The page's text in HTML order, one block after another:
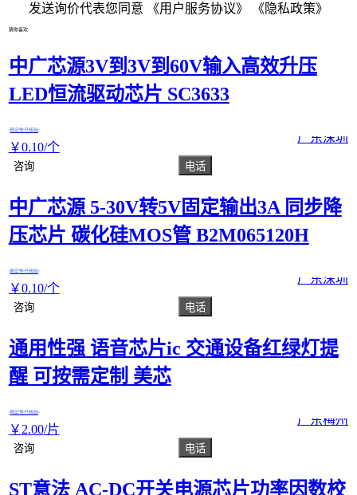
发送询价代表您同意 《用户服务协议》 《隐私政策》
猜你喜欢
中广芯源3V到3V到60V输入高效升压
LED恒流驱动芯片 SC3633
真实性已核验
￥0.10/个
广东深圳
咨询 电话
中广芯源 5-30V转5V固定输出3A 同步降
压芯片 碳化硅MOS管 B2M065120H
真实性已核验
￥0.10/个
广东深圳
咨询 电话
通用性强 语音芯片ic 交通设备红绿灯提
醒 可按需定制 美芯
真实性已核验
￥ 2.00/片
广东梅州
咨询 电话
ST意法 AC-DC开关电源芯片功率因数校